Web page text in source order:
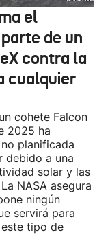
el
de un
contra la
cualquier
cohete Falcon
2025 ha
planificada
debido a una
solar y las
NASA asegura
ningún
servirá para
tipo de